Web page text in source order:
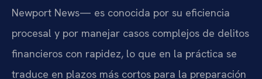
Newport News— es conocida por su eficiencia
procesal y por manejar casos complejos de delitos
financieros con rapidez, lo que en la práctica se
traduce en plazos más cortos para la preparación